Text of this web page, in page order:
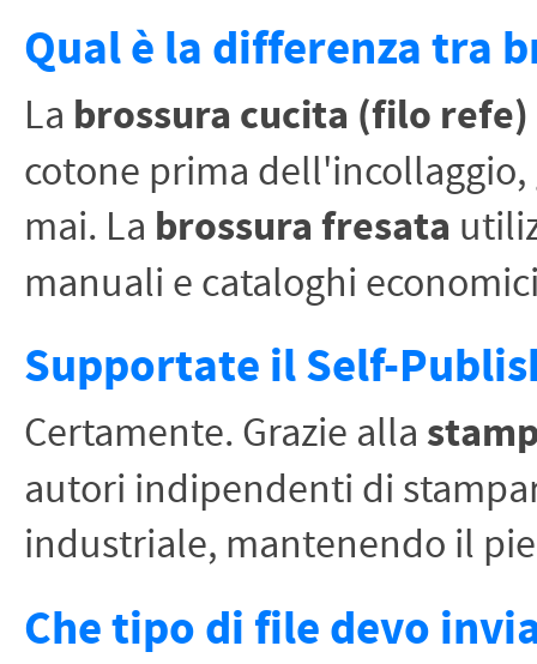
Qual è la differenza tra
La brossura cucita (filo refe)
cotone prima
mai. La brossura fresata
manuali e cataloghi
Supportate il Self-
Certamente. Grazie alla
autori indipendenti di
industriale, mantenendo il
Che tipo di file devo